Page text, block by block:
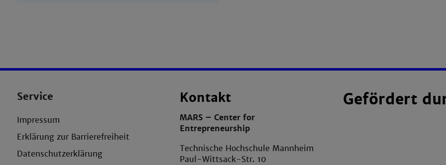
Service
Impressum
Erklärung zur Barrierefreiheit
Datenschutzerklärung
Kontakt
MARS – Center for
Entrepreneurship
Technische Hochschule Mannheim
Paul-Wittsack-Str. 10
Gefördert